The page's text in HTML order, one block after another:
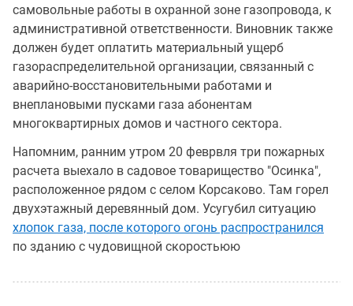
самовольные работы в охранной зоне газопровода, к
административной ответственности. Виновник также
должен будет оплатить материальный ущерб
газораспределительной организации, связанный с
аварийно-восстановительными работами и
внеплановыми пусками газа абонентам
многоквартирных домов и частного сектора.
Напомним, ранним утром 20 феврвля три пожарных
расчета выехало в садовое товарищество "Осинка",
расположенное рядом с селом Корсаково. Там горел
двухэтажный деревянный дом. Усугубил ситуацию
хлопок газа, после которого огонь распространился
по зданию с чудовищной скоростьюю